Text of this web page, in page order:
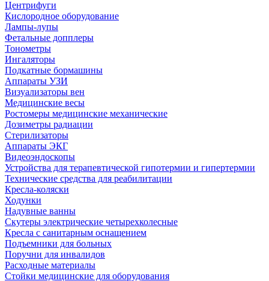
Центрифуги
Кислородное оборудование
Лампы-лупы
Фетальные допплеры
Тонометры
Ингаляторы
Подкатные бормашины
Аппараты УЗИ
Визуализаторы вен
Медицинские весы
Ростомеры медицинские механические
Дозиметры радиации
Стерилизаторы
Аппараты ЭКГ
Видеоэндоскопы
Устройства для терапевтической гипотермии и гипертермии
Технические средства для реабилитации
Кресла-коляски
Ходунки
Надувные ванны
Скутеры электрические четырехколесные
Кресла с санитарным оснащением
Подъемники для больных
Поручни для инвалидов
Расходные материалы
Стойки медицинские для оборудования